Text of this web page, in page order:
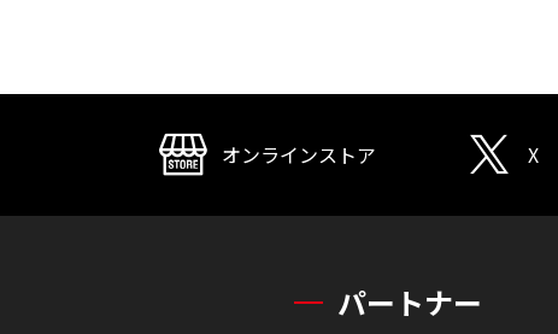
オンラインストア X
パートナー